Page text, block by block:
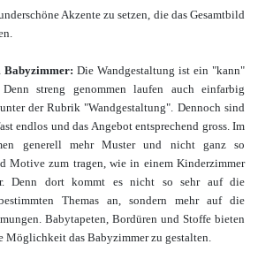
Akzente zu setzen, die das Gesamtbild
Babyzimmer: Die Wandgestaltung ist ein "kann"
streng genommen laufen auch einfarbig
der Rubrik "Wandgestaltung". Dennoch sind
endlos und das Angebot entsprechend gross. Im
generell mehr Muster und nicht ganz so
Motive zum tragen, wie in einem Kinderzimmer
Denn dort kommt es nicht so sehr auf die
Themas an, sondern mehr auf die
Babytapeten, Bordüren und Stoffe bieten
Möglichkeit das Babyzimmer zu gestalten.